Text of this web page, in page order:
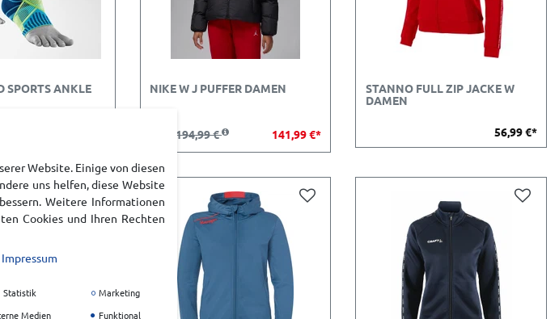
SPORTS ANKLE
NIKE W J PUFFER DAMEN
UVP 194,99 € 141,99 €*
STANNO FULL ZIP JACKE W
DAMEN
56,99 €*
Website. Einige von diesen
uns helfen, diese Website
Weitere Informationen
Cookies und Ihren Rechten
Impressum
Statistik
Marketing
Medien Funktional